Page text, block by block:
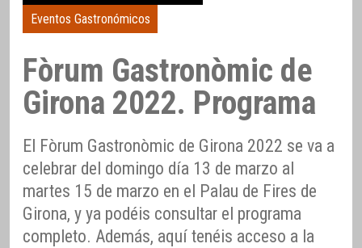
Eventos Gastronómicos
Fòrum Gastronòmic de
Girona 2022. Programa
El Fòrum Gastronòmic de Girona 2022 se va a
celebrar del domingo día 13 de marzo al
martes 15 de marzo en el Palau de Fires de
Girona, y ya podéis consultar el programa
completo. Además, aquí tenéis acceso a la